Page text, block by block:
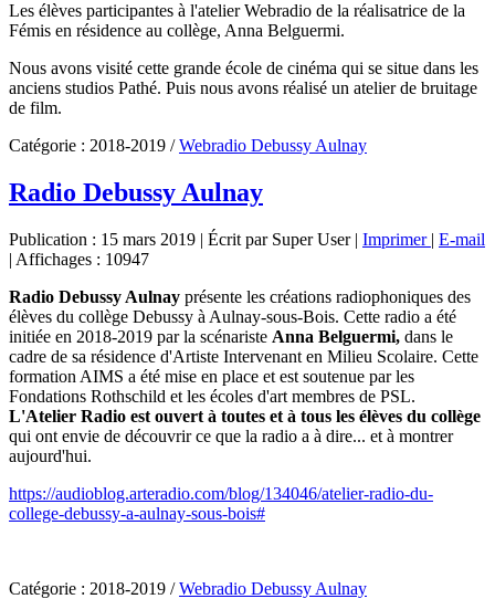
Les élèves participantes à l'atelier Webradio de la réalisatrice de la
Fémis en résidence au collège, Anna Belguermi.
Nous avons visité cette grande école de cinéma qui se situe dans les
anciens studios Pathé. Puis nous avons réalisé un atelier de bruitage
de film.
Catégorie : 2018-2019 /Webradio Debussy Aulnay
Radio Debussy Aulnay
Publication : 15 mars 2019 | Écrit par Super User| Imprimer | E-mail
| Affichages : 10947
Radio Debussy Aulnay présente les créations radiophoniques des
élèves du collège Debussy à Aulnay-sous-Bois. Cette radio a été
initiée en 2018-2019 par la scénariste Anna Belguermi, dans le
cadre de sa résidence d'Artiste Intervenant en Milieu Scolaire. Cette
formation AIMS a été mise en place et est soutenue par les
Fondations Rothschild et les écoles d'art membres de PSL.
L'Atelier Radio est ouvert à toutes et à tous les élèves du collège
qui ont envie de découvrir ce que la radio a à dire... et à montrer
aujourd'hui.
https://audioblog.arteradio.com/blog/134046/atelier-radio-du-
college-debussy-a-aulnay-sous-bois#
Catégorie : 2018-2019 /Webradio Debussy Aulnay